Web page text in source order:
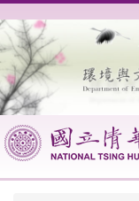
到
主
要
內
容
區